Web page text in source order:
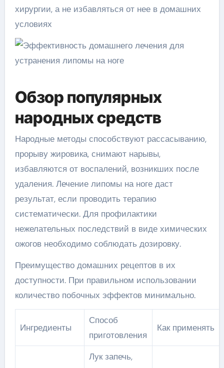
хирургии, а не избавляться от нее в домашних
условиях
Обзор популярных
народных средств
Народные методы способствуют рассасыванию,
прорыву жировика, снимают нарывы,
избавляются от воспалений, возникших после
удаления. Лечение липомы на ноге даст
результат, если проводить терапию
систематически. Для профилактики
нежелательных последствий в виде химических
ожогов необходимо соблюдать дозировку.
Преимущество домашних рецептов в их
доступности. При правильном использовании
количество побочных эффектов минимально.
Ингредиенты
Способ
приготовления
Как применять
Лук запечь,